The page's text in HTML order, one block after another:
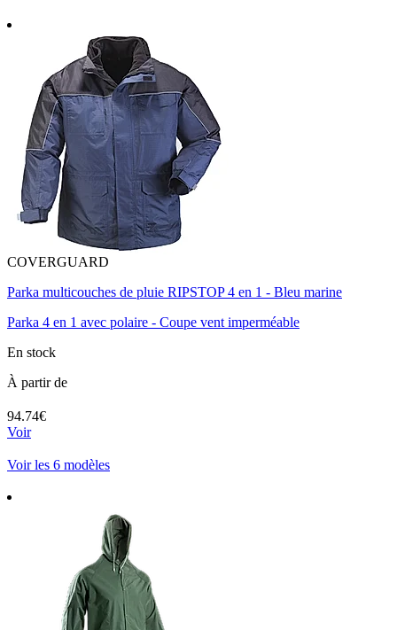
COVERGUARD
Parka multicouches de pluie RIPSTOP 4 en 1 - Bleu marine
Parka 4 en 1 avec polaire - Coupe vent imperméable
En stock
À partir de
94.74€
Voir
Voir les 6 modèles